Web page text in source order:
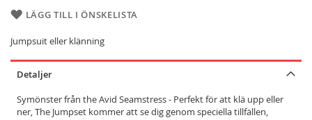
LÄGG TILL I ÖNSKELISTA
Jumpsuit eller klänning
Detaljer
Symönster från the Avid Seamstress - Perfekt för att klä upp eller
ner, The Jumpset kommer att se dig genom speciella tillfällen,